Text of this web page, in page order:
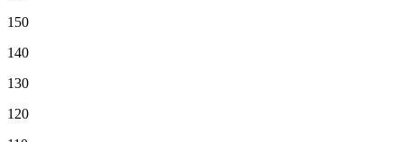
150
140
130
120